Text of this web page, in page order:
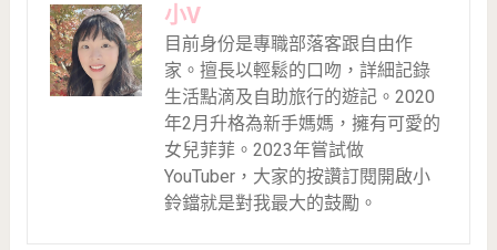
小V
目前身份是專職部落客跟自由作
家。擅長以輕鬆的口吻，詳細記錄
生活點滴及自助旅行的遊記。2020
年2月升格為新手媽媽，擁有可愛的
女兒菲菲。2023年嘗試做
YouTuber，大家的按讚訂閱開啟小
鈴鐺就是對我最大的鼓勵。